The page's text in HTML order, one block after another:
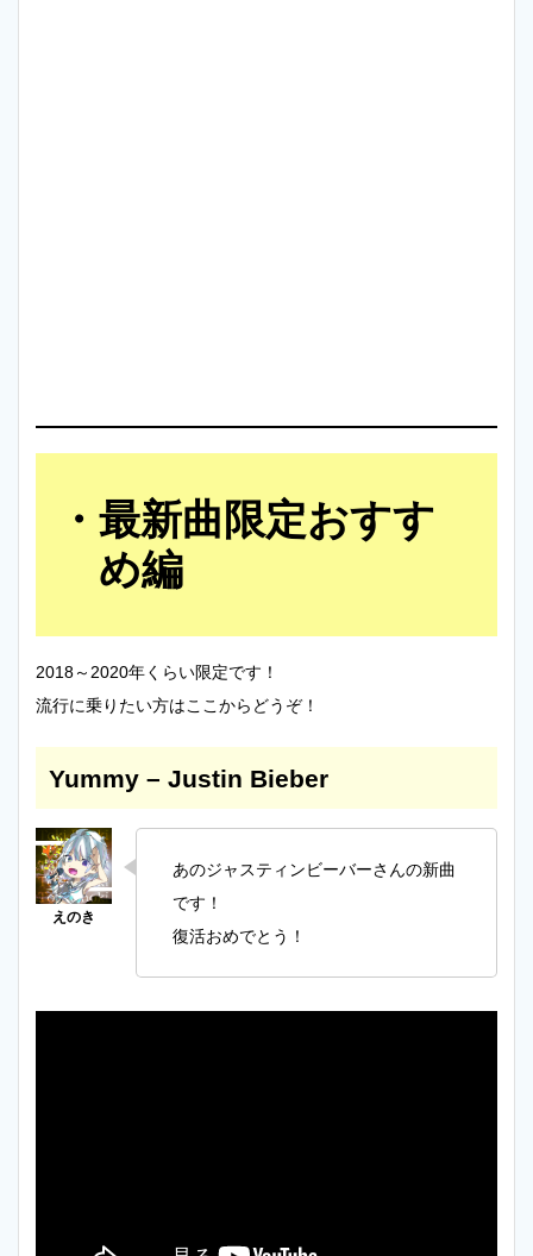
最新曲限定おすす
め編
2018～2020年くらい限定です！
流行に乗りたい方はここからどうぞ！
Yummy – Justin Bieber
あのジャスティンビーバーさんの新曲
です！
復活おめでとう！